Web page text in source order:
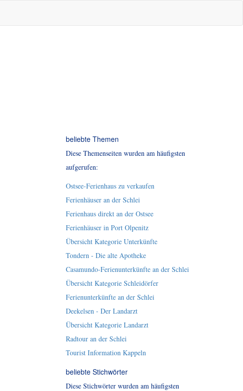
beliebte Themen
Diese Themenseiten wurden am häufigsten
aufgerufen:
Ostsee-Ferienhaus zu verkaufen
Ferienhäuser an der Schlei
Ferienhaus direkt an der Ostsee
Ferienhäuser in Port Olpenitz
Übersicht Kategorie Unterkünfte
Tondern - Die alte Apotheke
Casamundo-Ferienunterkünfte an der Schlei
Übersicht Kategorie Schleidörfer
Ferienunterkünfte an der Schlei
Deekelsen - Der Landarzt
Übersicht Kategorie Landarzt
Radtour an der Schlei
Tourist Information Kappeln
beliebte Stichwörter
Diese Stichwörter wurden am häufigsten